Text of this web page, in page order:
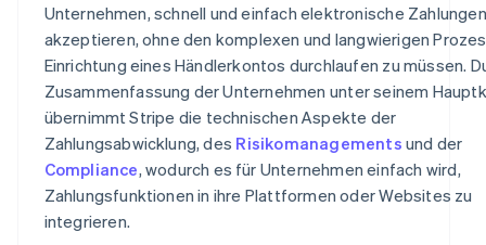
Unternehmen, schnell und einfach elektronische
akzeptieren, ohne den komplexen und langwierigen
Einrichtung eines Händlerkontos durchlaufen zu müssen.
Zusammenfassung der Unternehmen unter seinem
übernimmt Stripe die technischen Aspekte der
Zahlungsabwicklung, des Risikomanagements und der
Compliance, wodurch es für Unternehmen einfach wird,
Zahlungsfunktionen in ihre Plattformen oder Websites zu
integrieren.